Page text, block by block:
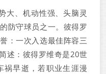
大、机动性强、头脑灵
防守球员之一。彼得罗
：一次入选最佳阵容三
述：彼得罗维奇是20世
祸早逝，若职业生涯漫